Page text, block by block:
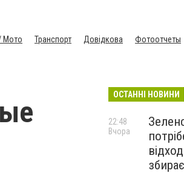
Мото Транспорт Довідкова Фотоотчеты
ОСТАННІ НОВИНИ
22:48
Вчора